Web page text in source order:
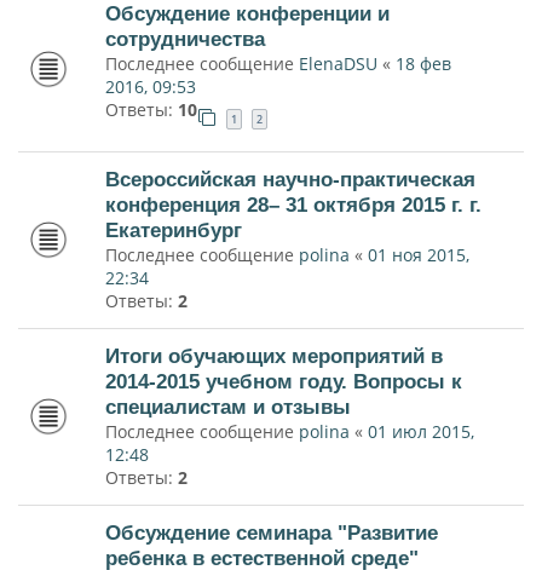
Обсуждение конференции и
сотрудничества
Последнее сообщение ElenaDSU « 18 фев
2016, 09:53
Ответы: 10 1 2
Всероссийская научно-практическая
конференция 28– 31 октября 2015 г. г.
Екатеринбург
Последнее сообщение polina « 01 ноя 2015,
22:34
Ответы: 2
Итоги обучающих мероприятий в
2014-2015 учебном году. Вопросы к
специалистам и отзывы
Последнее сообщение polina « 01 июл 2015,
12:48
Ответы: 2
Обсуждение семинара "Развитие
ребенка в естественной среде"